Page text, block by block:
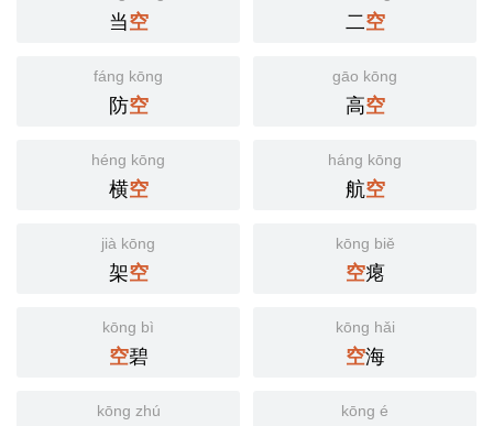
当空 二空
fáng kōng
防空
gāo kōng
高空
héng kōng
横空
háng kōng
航空
jià kōng
架空
kōng biě
空瘪
kōng bì
空碧
kōng hǎi
空海
kōng zhú kōng é